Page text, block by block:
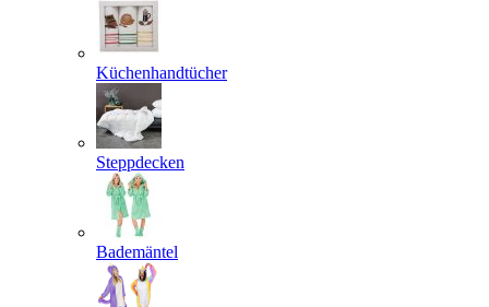
Küchenhandtücher
Steppdecken
Bademäntel